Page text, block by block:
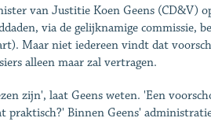
van Justitie Koen Geens (CD&V)
via de gelijknamige commissie,
Maar niet iedereen vindt dat
alleen maar zal vertragen.
zijn', laat Geens weten. 'Een
praktisch?' Binnen Geens'